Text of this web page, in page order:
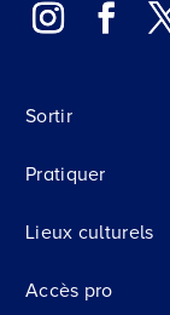
Sortir
Pratiquer
Lieux culturels
Accès pro